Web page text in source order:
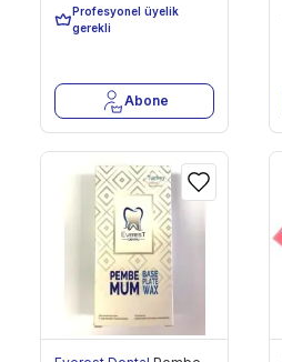
Profesyonel üyelik
gerekli
Son 200 Adet
Abone